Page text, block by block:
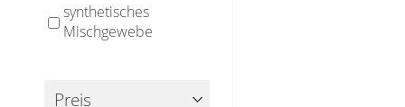
synthetisches
Mischgewebe
Preis